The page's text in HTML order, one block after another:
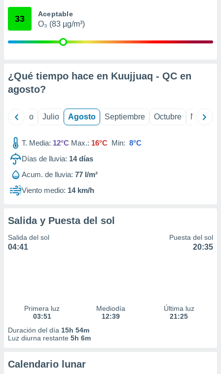
mediante
publicidad
1199
33 Aceptable
O₃ (83 µg/m³)
¿Qué tiempo hace en Kuujjuaq - QC en
agosto?
Junio Julio Agosto Septiembre Octubre
T. Media: 12°C Max.: 16°C Min: 8°C
Días de lluvia: 14días
Acum. de lluvia: 77 l/m²
Viento medio: 14 km/h
Salida y Puesta del sol
Salida del sol
04:41
Puesta del sol
20:35
Primera luz
03:51
Mediodía
12:39
Última luz
21:25
Duración del día 15h 54m
Luz diurna restante 5h 6m
Calendario lunar